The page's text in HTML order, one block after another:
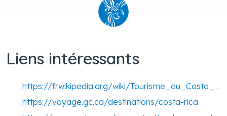
Liens intéressants
https://fr.wikipedia.org/wiki/Tourisme_au_Costa_Rica
https://voyage.gc.ca/destinations/costa-rica